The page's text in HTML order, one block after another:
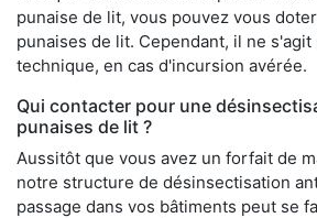
punaise de lit, vous pouvez vous
punaises de lit. Cependant, il ne s'agit
technique, en cas d'incursion avérée.
Qui contacter pour une
punaises de lit ?
Aussitôt que vous avez un forfait de
notre structure de désinsectisation
passage dans vos bâtiments peut se